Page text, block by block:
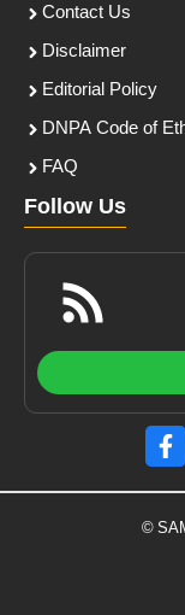
Contact Us
Disclaimer
Editorial Policy
DNPA Code of
FAQ
Follow Us
©